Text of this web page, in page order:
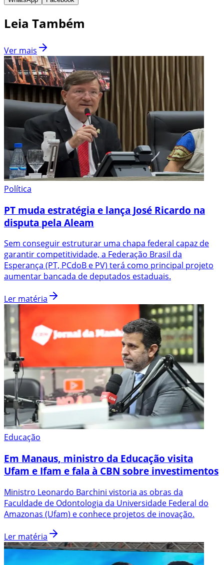
Leia Também
Ver mais
Política
PT muda estratégia e lança José Ricardo na
disputa pela Aleam
Sem conseguir estruturar uma chapa federal capaz de
garantir competitividade, a Federação Brasil da
Esperança (PT, PCdoB e PV) terá como principal projeto
aumentar bancada de deputados estaduais.
Ler matéria
Educação
Em Manaus, ministro da Educação visita
Ufam e Ifam e fala à CBN sobre investimentos
Ministro Leonardo Barchini vistoria as obras da
Faculdade de Odontologia da Universidade Federal do
Amazonas (Ufam) e conhece projetos de inovação.
Ler matéria